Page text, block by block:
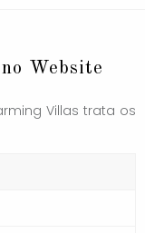
Website
Villas trata os